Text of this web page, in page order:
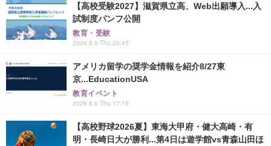
【高校受験2027】滋賀県立高、Web出願導入...入
試制度パンフ公開
教育・受験
2026.8.6 Thu 20:45
アメリカ留学の奨学金情報を紹介8/27東
京...EducationUSA
教育イベント
2026.8.6 Thu 17:15
【高校野球2026夏】東海大甲府・健大高崎・有
明・長崎日大が勝利...第4日は遊学館vs青森山田ほ